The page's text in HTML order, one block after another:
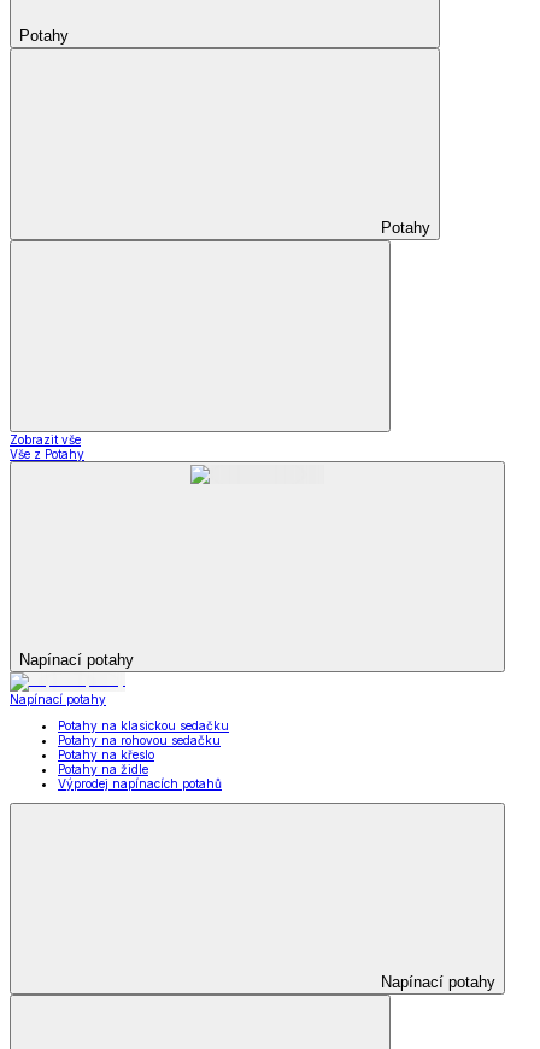
Potahy
Potahy
Zobrazit vše
Vše z Potahy
Napínací potahy
Napínací potahy
Potahy na klasickou sedačku
Potahy na rohovou sedačku
Potahy na křeslo
Potahy na židle
Výprodej napínacích potahů
Napínací potahy